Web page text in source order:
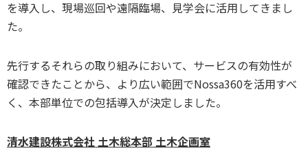
を導入し、現場巡回や遠隔臨場、見学会に活用してきまし
た。
先行するそれらの取り組みにおいて、サービスの有効性が
確認できたことから、より広い範囲でNossa360を活用すべ
く、本部単位での包括導入が決定しました。
清水建設株式会社 土木総本部 土木企画室